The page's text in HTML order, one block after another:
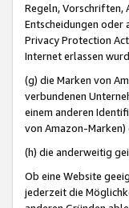
Regeln, Vorschriften,
Entscheidungen oder
Privacy Protection
Internet erlassen
(g) die Marken von
verbundenen
einem anderen
von Amazon-
(h) die anderweitig
Ob eine Website
jederzeit die